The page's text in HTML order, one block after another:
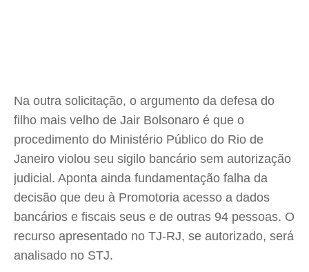
Na outra solicitação, o argumento da defesa do
filho mais velho de Jair Bolsonaro é que o
procedimento do Ministério Público do Rio de
Janeiro violou seu sigilo bancário sem autorização
judicial. Aponta ainda fundamentação falha da
decisão que deu à Promotoria acesso a dados
bancários e fiscais seus e de outras 94 pessoas. O
recurso apresentado no TJ-RJ, se autorizado, será
analisado no STJ.